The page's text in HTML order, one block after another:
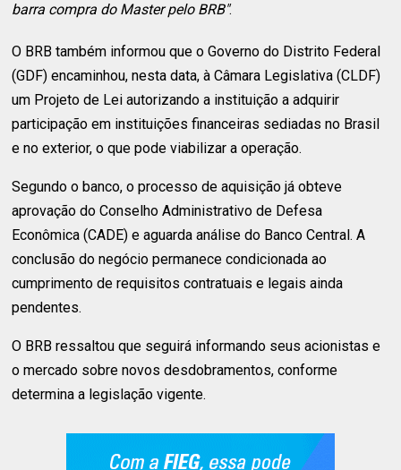
barra compra do Master pelo BRB".
O BRB também informou que o Governo do Distrito Federal
(GDF) encaminhou, nesta data, à Câmara Legislativa (CLDF)
um Projeto de Lei autorizando a instituição a adquirir
participação em instituições financeiras sediadas no Brasil
e no exterior, o que pode viabilizar a operação.
Segundo o banco, o processo de aquisição já obteve
aprovação do Conselho Administrativo de Defesa
Econômica (CADE) e aguarda análise do Banco Central. A
conclusão do negócio permanece condicionada ao
cumprimento de requisitos contratuais e legais ainda
pendentes.
O BRB ressaltou que seguirá informando seus acionistas e
o mercado sobre novos desdobramentos, conforme
determina a legislação vigente.